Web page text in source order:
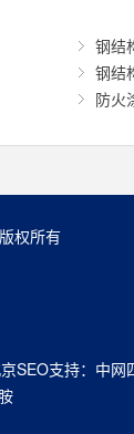
钢结
钢结
防火
权所有
SEO支持： 中网